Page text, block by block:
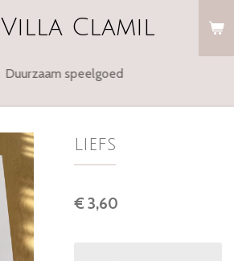
Villa Clamil
Duurzaam speelgoed
liefs
€ 3,60